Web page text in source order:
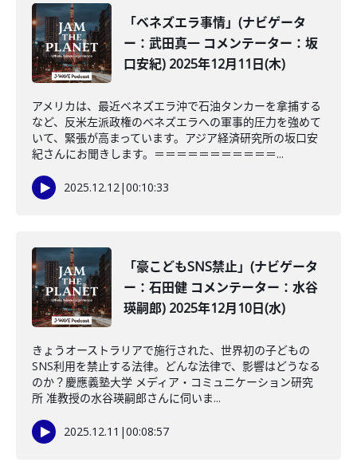
「ベネズエラ事情」(ナビゲータ
ー：武田真一 コメンテーター：坂
口安紀) 2025年12月11日(木)
アメリカは、最近ベネズエラ沖で石油タンカーを拿捕する
など、反米左派政権のベネズエラへの軍事的圧力を強めて
いて、緊張が高まっています。アジア経済研究所の坂口安
紀さんにお聞きします。＝＝＝＝＝＝＝＝＝＝＝...
2025.12.12|00:10:33
「豪こどもSNS禁止」(ナビゲータ
ー：石田健 コメンテーター：水谷
瑛嗣郎) 2025年12月10日(水)
きょうオーストラリアで施行された、世界初の子どもの
SNS利用を禁止する法律。どんな法律で、影響はどうなる
のか？慶應義塾大学 メディア・コミュニケーション研究
所 准教授の水谷瑛嗣郎さんに伺いま...
2025.12.11 |00:08:57